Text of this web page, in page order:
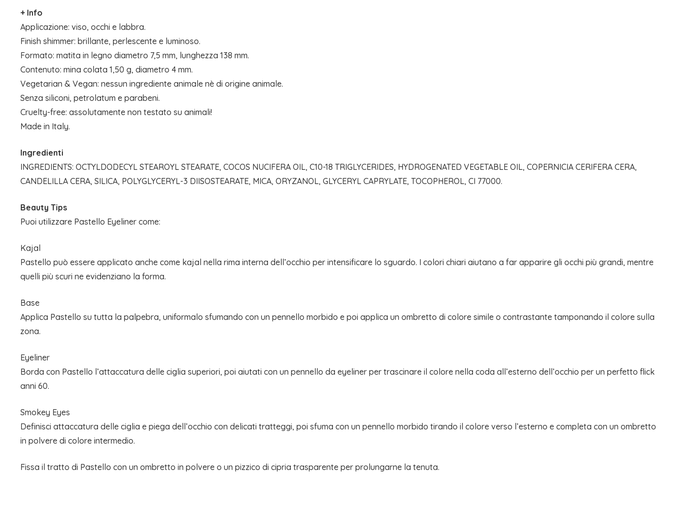
+ Info
Applicazione: viso, occhi e labbra.
Finish shimmer: brillante, perlescente e luminoso.
Formato: matita in legno diametro 7,5 mm, lunghezza 138 mm.
Contenuto: mina colata 1,50 g, diametro 4 mm.
Vegetarian & Vegan: nessun ingrediente animale nè di origine animale.
Senza siliconi, petrolatum e parabeni.
Cruelty-free: assolutamente non testato su animali!
Made in Italy.
Ingredienti
INGREDIENTS: OCTYLDODECYL STEAROYL STEARATE, COCOS NUCIFERA OIL, C10-18 TRIGLYCERIDES, HYDROGENATED VEGETABLE OIL, COPERNICIA CERIFERA CERA,
CANDELILLA CERA, SILICA, POLYGLYCERYL-3 DIISOSTEARATE, MICA, ORYZANOL, GLYCERYL CAPRYLATE, TOCOPHEROL, CI 77000.
Beauty Tips
Puoi utilizzare Pastello Eyeliner come:
Kajal
Pastello può essere applicato anche come kajal nella rima interna dell’occhio per intensificare lo sguardo. I colori chiari aiutano a far apparire gli occhi più grandi, mentre
quelli più scuri ne evidenziano la forma.
Base
Applica Pastello su tutta la palpebra, uniformalo sfumando con un pennello morbido e poi applica un ombretto di colore simile o contrastante tamponando il colore sulla
zona.
Eyeliner
Borda con Pastello l’attaccatura delle ciglia superiori, poi aiutati con un pennello da eyeliner per trascinare il colore nella coda all’esterno dell’occhio per un perfetto flick
anni 60.
Smokey Eyes
Definisci attaccatura delle ciglia e piega dell’occhio con delicati tratteggi, poi sfuma con un pennello morbido tirando il colore verso l’esterno e completa con un ombretto
in polvere di colore intermedio.
Fissa il tratto di Pastello con un ombretto in polvere o un pizzico di cipria trasparente per prolungarne la tenuta.